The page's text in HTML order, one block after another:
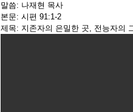
말씀: 나재현 목사
본문: 시편 91:1-2
제목: 지존자의 은밀한 곳, 전능자의